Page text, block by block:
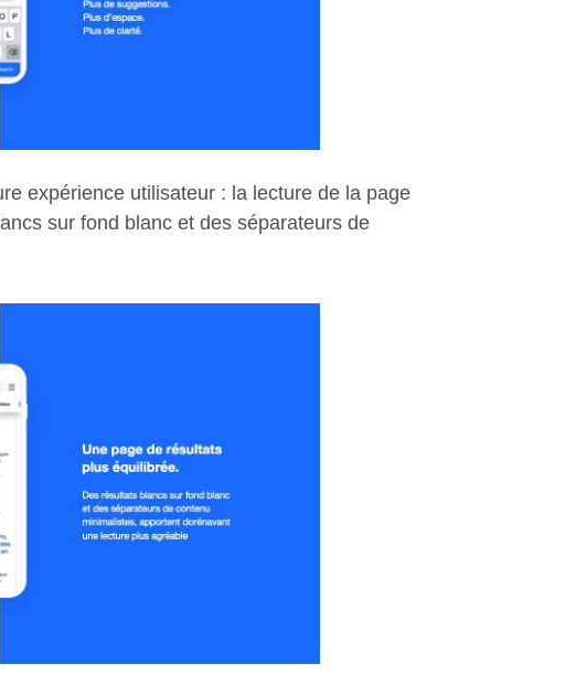
expérience utilisateur : la lecture de la page
sur fond blanc et des séparateurs de